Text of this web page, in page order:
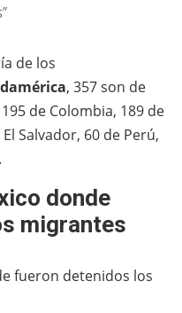
de los
, 357 son de
de Colombia, 189 de
Salvador, 60 de Perú,
donde
migrantes